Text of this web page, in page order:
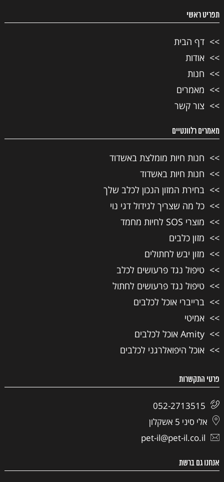
תפריט ראשי
דף הבית
אודות
חנות
מאמרים
צור קשר
מאמרים רלוונטיים
חנות חיות מומלצת באשדוד
חנות חיות באשדוד
בחירת המזון הנכון לכלב שלך
כל מה שצריך לגידול דגי נוי
מוצרי SOS לחיות מחמד
מזון כלבים
מזון יבש לחתולים
טיפול נגד פרעושים לכלב
טיפול נגד פרעושים לחתול
ברייברי אוכל לכלבים
אמיטי
Amity אוכל לכלבים
אוכל היפואלרגני לכלבים
פרטי התקשרות
052-2713515
אלי סיני 5 אשקלון
pet-il@pet-il.co.il
אנחנו גם ברשת